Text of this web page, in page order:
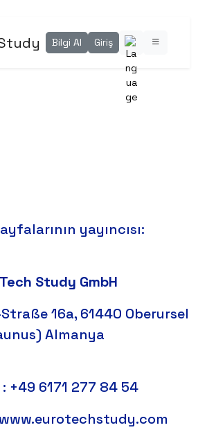
Bilgi Al Giriş
yayıncısı:
Study GmbH
16a, 61440 Oberursel
Almanya
+49 6171 277 84 54